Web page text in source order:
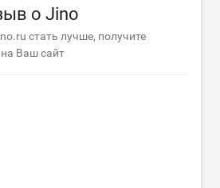
о Jino
стать лучше, получите
Ваш сайт